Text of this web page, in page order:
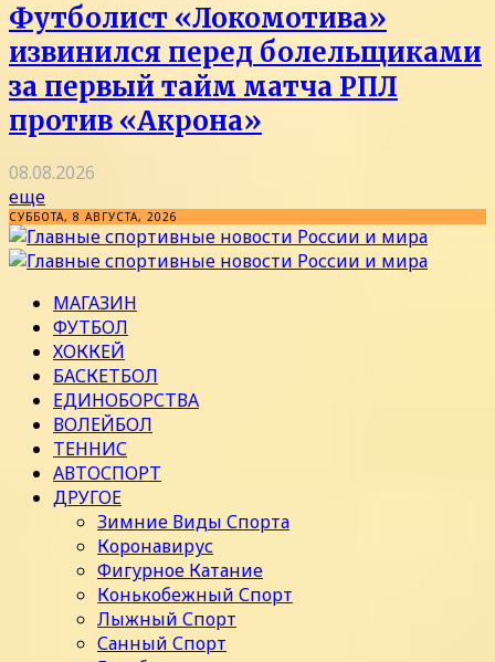
Футболист «Локомотива»
извинился перед болельщиками
за первый тайм матча РПЛ
против «Акрона»
08.08.2026
еще
СУББОТА, 8 АВГУСТА, 2026
МАГАЗИН
ФУТБОЛ
ХОККЕЙ
БАСКЕТБОЛ
ЕДИНОБОРСТВА
ВОЛЕЙБОЛ
ТЕННИС
АВТОСПОРТ
ДРУГОЕ
Зимние Виды Спорта
Коронавирус
Фигурное Катание
Конькобежный Спорт
Лыжный Спорт
Санный Спорт